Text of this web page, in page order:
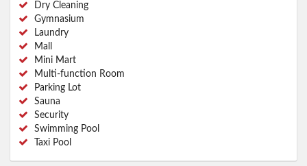
Dry Cleaning
Gymnasium
Laundry
Mall
Mini Mart
Multi-function Room
Parking Lot
Sauna
Security
Swimming Pool
Taxi Pool